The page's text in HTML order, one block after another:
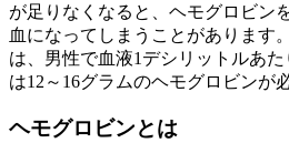
が足りなくなると、ヘモグロビン
血になってしまうことがあります
は、男性で血液1デシリットルあ
は12～16グラムのヘモグロビンが
ヘモグロビンとは